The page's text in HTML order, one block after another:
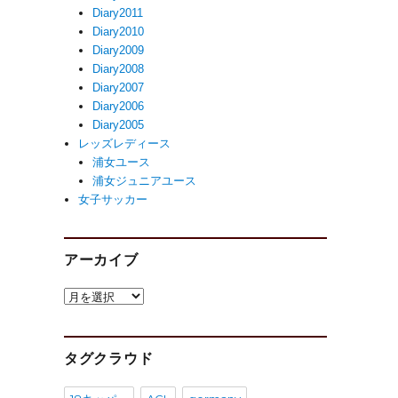
Diary2011
Diary2010
Diary2009
Diary2008
Diary2007
Diary2006
Diary2005
レッズレディース
浦女ユース
浦女ジュニアユース
女子サッカー
アーカイブ
ア
カ
イ
タグクラウド